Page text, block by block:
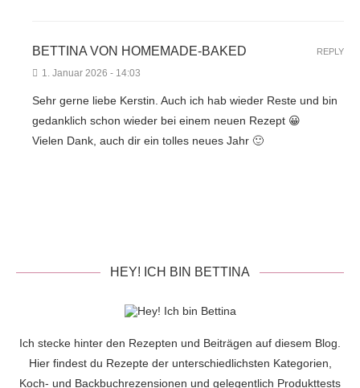
BETTINA VON HOMEMADE-BAKED
1. Januar 2026 - 14:03
Sehr gerne liebe Kerstin. Auch ich hab wieder Reste und bin
gedanklich schon wieder bei einem neuen Rezept 😀
Vielen Dank, auch dir ein tolles neues Jahr 🙂
REPLY
HEY! ICH BIN BETTINA
Ich stecke hinter den Rezepten und Beiträgen auf diesem Blog.
Hier findest du Rezepte der unterschiedlichsten Kategorien,
Koch- und Backbuchrezensionen und gelegentlich Produkttests